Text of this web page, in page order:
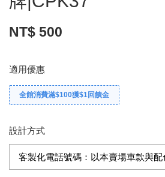
NT$ 500
適用優惠
全館消費滿$100獲$1回饋金
設計方式